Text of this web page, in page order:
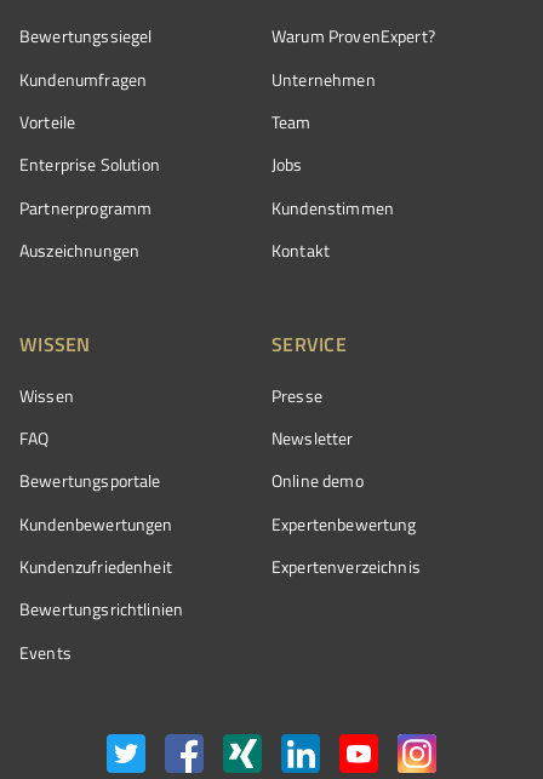
Bewertungssiegel
Kundenumfragen
Vorteile
Enterprise Solution
Partnerprogramm
Auszeichnungen
Warum ProvenExpert?
Unternehmen
Team
Jobs
Kundenstimmen
Kontakt
WISSEN
Wissen
FAQ
Bewertungsportale
Kundenbewertungen
Kundenzufriedenheit
Bewertungs­richtlinien
Events
SERVICE
Presse
Newsletter
Online demo
Expertenbewertung
Expertenverzeichnis